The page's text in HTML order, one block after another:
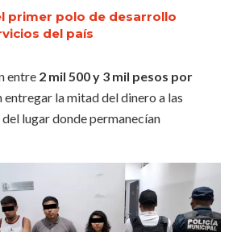
primer polo de desarrollo
del país
entre 2 mil 500 y 3 mil pesos por
entregar la mitad del dinero a las
lugar donde permanecían